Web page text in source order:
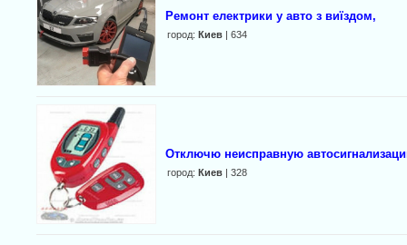
Ремонт електрики у авто з виїздом,
город: Киев | 634
Отключю неисправную
город: Киев | 328